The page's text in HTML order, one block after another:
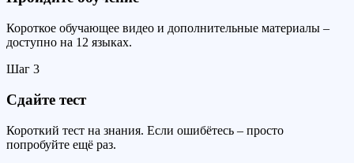
Короткое обучающее видео и дополнительные материалы –
доступно на 12 языках.
Шаг 3
Сдайте тест
Короткий тест на знания. Если ошибётесь – просто
попробуйте ещё раз.